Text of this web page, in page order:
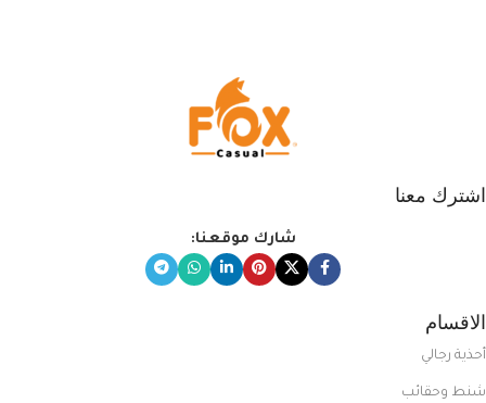
اشترك معنا
شارك موقعنا:
الاقسام
أحذية رجالي
شنط وحقائب